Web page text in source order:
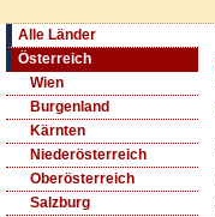
Alle Länder
Österreich
Wien
Burgenland
Kärnten
Niederösterreich
Oberösterreich
Salzburg